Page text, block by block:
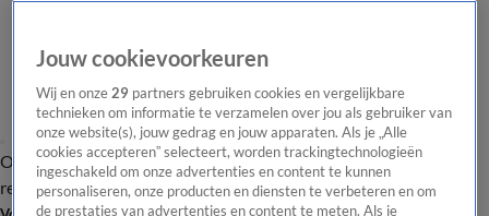
Overzicht Laatste nieuws Regionieuws Het beste van Hart
Tip de
redactie
Jouw cookievoorkeuren
Wij en onze29 partners gebruiken cookies en vergelijkbare
technieken om informatie te verzamelen over jou als gebruiker van
onze website(s), jouw gedrag en jouw apparaten. Als je „Alle
cookies accepteren” selecteert, worden trackingtechnologieën
ingeschakeld om onze advertenties en content te kunnen
personaliseren, onze producten en diensten te verbeteren en om
de prestaties van advertenties en content te meten. Als je